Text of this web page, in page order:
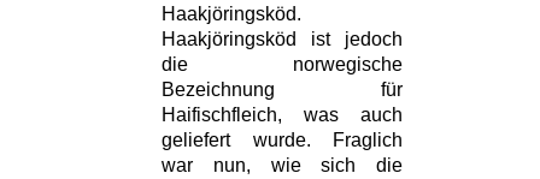
Haakjöringsköd.
Haakjöringsköd ist jedoch
die norwegische
Bezeichnung für
Haifischfleich, was auch
geliefert wurde. Fraglich
war nun, wie sich die